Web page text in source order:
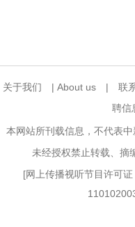
关于我们 | About us | 联
聘信
本网站所刊载信息，不代表
未经授权禁止转载、摘
[网上传播视听节目许可